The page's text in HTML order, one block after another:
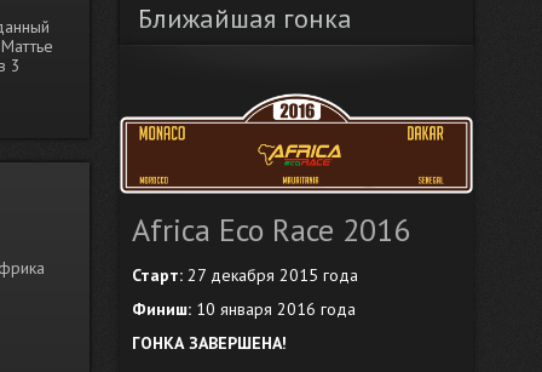
3
Ближайшая гонка
Africa Eco Race 2016
Старт:27 декабря 2015 года
Финиш:10 января 2016 года
ГОНКА ЗАВЕРШЕНА!